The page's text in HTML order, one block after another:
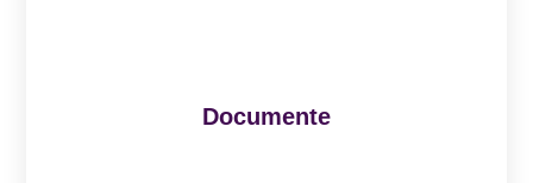
Documente